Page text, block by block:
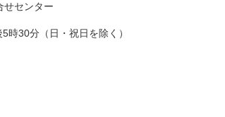
センター
30分（日・祝日を除く）